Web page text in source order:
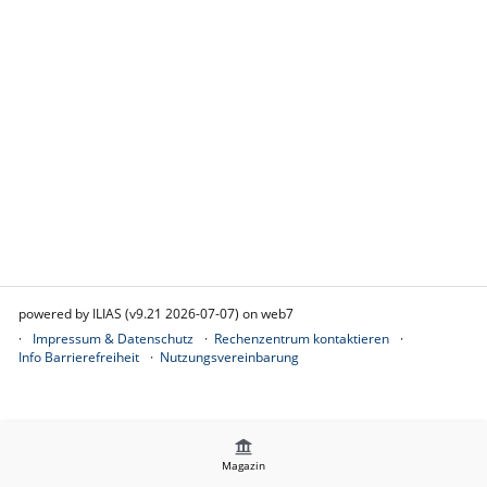
Magazin
powered by ILIAS (v9.21 2026-07-07) on web7
Impressum & Datenschutz
Rechenzentrum kontaktieren
Info Barrierefreiheit
Nutzungsvereinbarung